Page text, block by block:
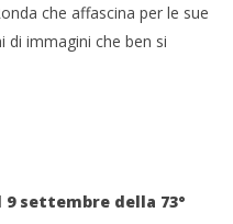
che affascina per le sue
di immagini che ben si
settembre della 73°